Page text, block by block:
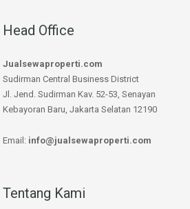
Head Office
Jualsewaproperti.com
Sudirman Central Business District
Jl. Jend. Sudirman Kav. 52-53, Senayan
Kebayoran Baru, Jakarta Selatan 12190
Email: info@jualsewaproperti.com
Tentang Kami